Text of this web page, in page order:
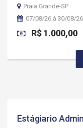
Praia Grande-SP
07/08/26 à 30/08/26
R$ 1.000,00
Estágiario